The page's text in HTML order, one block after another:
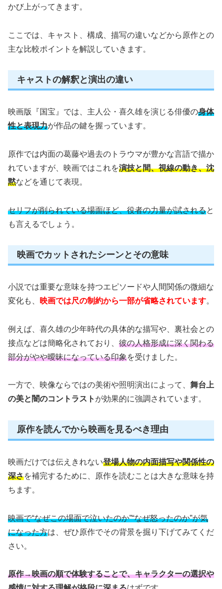
かび上がってきます。
ここでは、キャスト、構成、描写の違いなどから原作との
主な比較ポイントを解説していきます。
キャストの解釈と演出の違い
映画版『国宝』では、主人公・喜久雄を演じる俳優の身体
性と表現力が作品の鍵を握っています。
原作では内面の葛藤や過去のトラウマが豊かな言語で描か
れていますが、映画ではこれを演技と間、視線の動き、沈
黙などを通じて表現。
セリフが削られている場面ほど、役者の力量が試されると
も言えるでしょう。
映画でカットされたシーンとその意味
小説では重要な意味を持つエピソードや人間関係の微細な
変化も、
映画では尺の制約から一部が省略されています。
例えば、喜久雄の少年時代の具体的な描写や、裏社会との
接点などは簡略化されており、 彼の人格形成に深く関わる
部分がやや曖昧になっている印象を受けました。
一方で、映像ならではの美術や照明演出によって、 舞台上
の美と闇のコントラスト が効果的に強調されています。
原作を読んでから映画を見るべき理由
映画だけでは伝えきれない登場人物の内面描写や関係性の
深さを補完するために、原作を読むことは大きな意味を持
ちます。
映画で“なぜこの場面で泣いたのか”“なぜ怒ったのか”が気
になった方は、ぜひ原作でその背景を掘り下げてみてくだ
さい。
原作→映画の順で体験することで、キャラクターの選択や